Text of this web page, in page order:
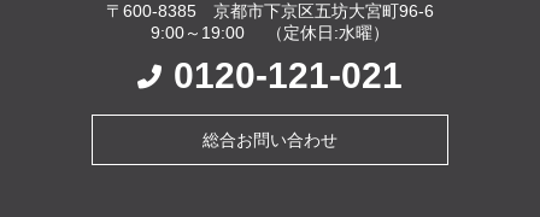
〒600-8385 京都市下京区五坊大宮町96-6
9:00～19:00 （定休日:水曜）
0120-121-021
総合お問い合わせ